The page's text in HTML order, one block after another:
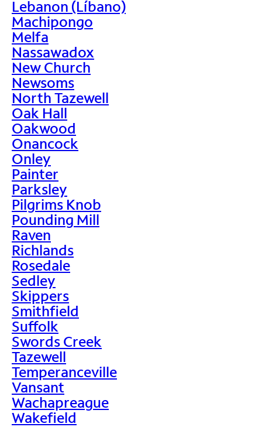
Lebanon (Líbano)
Machipongo
Melfa
Nassawadox
New Church
Newsoms
North Tazewell
Oak Hall
Oakwood
Onancock
Onley
Painter
Parksley
Pilgrims Knob
Pounding Mill
Raven
Richlands
Rosedale
Sedley
Skippers
Smithfield
Suffolk
Swords Creek
Tazewell
Temperanceville
Vansant
Wachapreague
Wakefield